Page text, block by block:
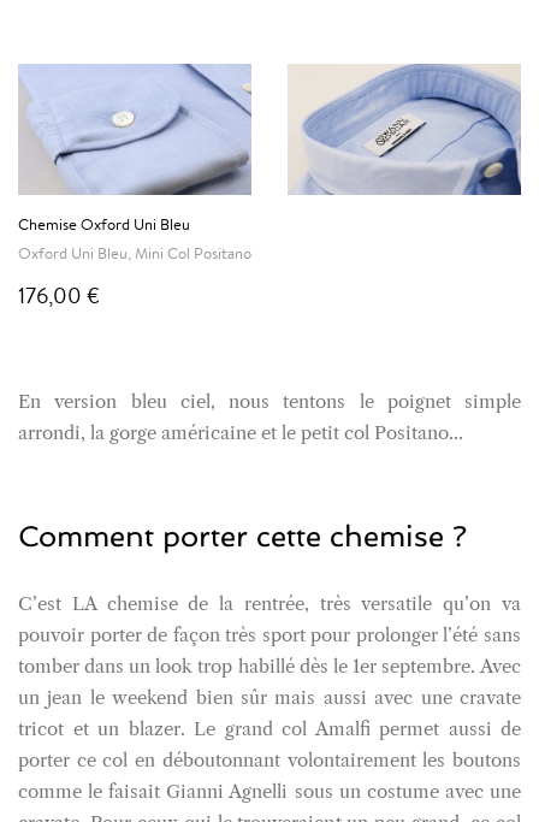
Chemise Oxford Uni Bleu
Oxford Uni Bleu, Mini Col Positano
176,00 €
En version bleu ciel, nous tentons le poignet simple
arrondi, la gorge américaine et le petit col Positano...
Comment porter cette chemise ?
C’est LA chemise de la rentrée, très versatile qu’on va
pouvoir porter de façon très sport pour prolonger l’été sans
tomber dans un look trop habillé dès le 1er septembre.Avec
un jean le weekend bien sûr mais aussi avec une cravate
tricot et un blazer. Le grand col Amalfi permet aussi de
porter ce col en déboutonnant volontairement les boutons
comme le faisait Gianni Agnelli sous un costume avec une